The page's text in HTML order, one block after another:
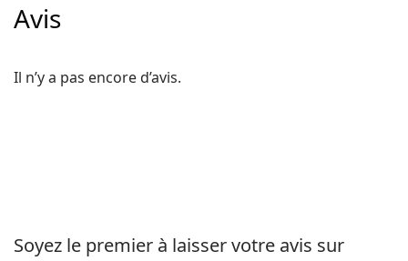
Avis
Il n’y a pas encore d’avis.
Soyez le premier à laisser votre avis sur